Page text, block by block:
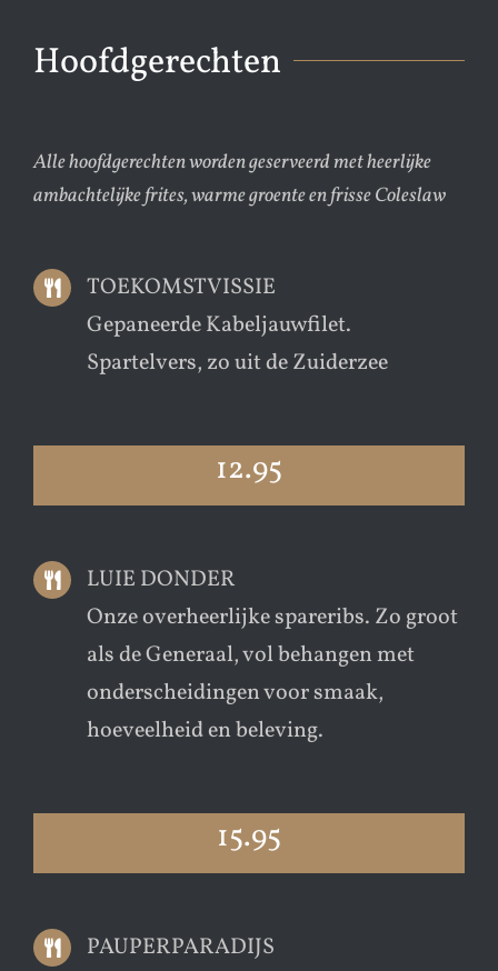
Hoofdgerechten
Alle hoofdgerechten worden geserveerd met heerlijke
ambachtelijke frites, warme groente en frisse Coleslaw
TOEKOMSTVISSIE
Gepaneerde Kabeljauwfilet.
Spartelvers, zo uit de Zuiderzee
12.95
LUIE DONDER
Onze overheerlijke spareribs. Zo groot
als de Generaal, vol behangen met
onderscheidingen voor smaak,
hoeveelheid en beleving.
15.95
PAUPERPARADIJS